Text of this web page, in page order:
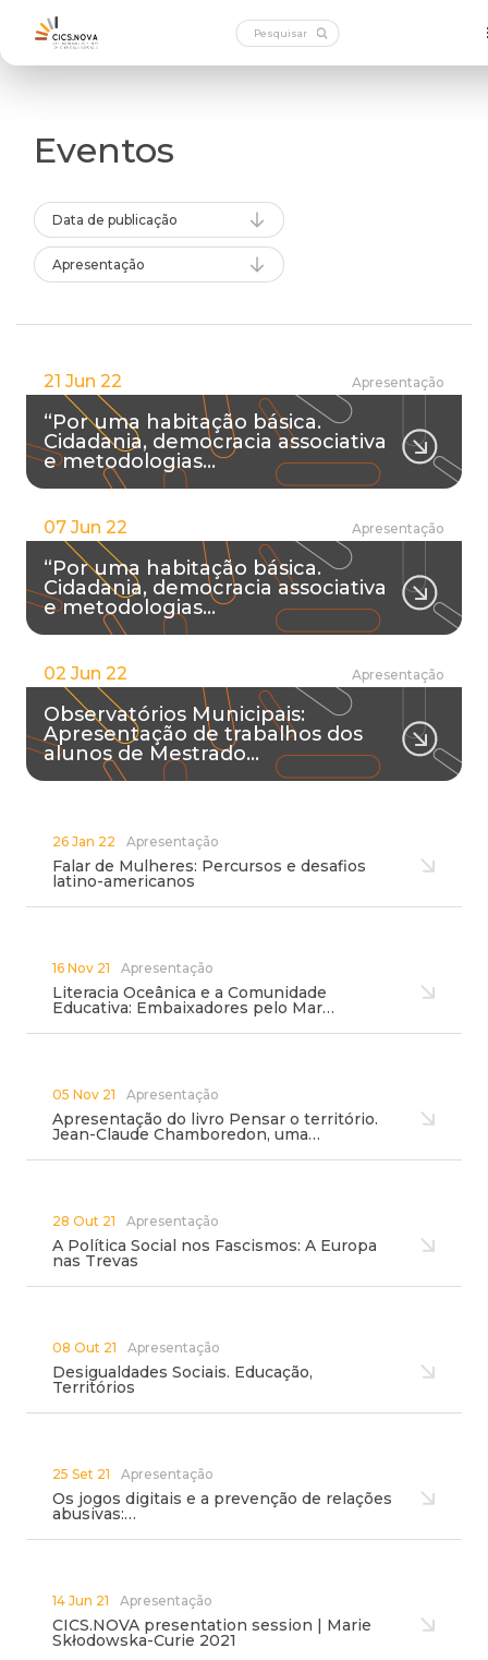
Eventos
Data de publicação
Apresentação
21 Jun 22 Apresentação
“Por uma habitação básica.
Cidadania, democracia associativa
e metodologias…
07 Jun 22 Apresentação
“Por uma habitação básica.
Cidadania, democracia associativa
e metodologias…
02 Jun 22 Apresentação
Observatórios Municipais:
Apresentação de trabalhos dos
alunos de Mestrado…
26 Jan 22 Apresentação
Falar de Mulheres: Percursos e desafios
latino-americanos
16 Nov 21 Apresentação
Literacia Oceânica e a Comunidade
Educativa: Embaixadores pelo Mar…
05 Nov 21 Apresentação
Apresentação do livro Pensar o território.
Jean-Claude Chamboredon, uma…
28 Out 21 Apresentação
A Política Social nos Fascismos: A Europa
nas Trevas
08 Out 21 Apresentação
Desigualdades Sociais. Educação,
Territórios
25 Set 21 Apresentação
Os jogos digitais e a prevenção de relações
abusivas:…
14 Jun 21 Apresentação
CICS.NOVA presentation session | Marie
Skłodowska-Curie 2021